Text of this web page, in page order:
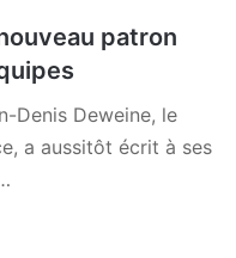
patron
Denis Deweine, le
a aussitôt écrit à ses